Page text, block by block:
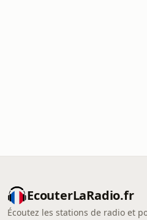
EcouterLaRadio.fr
Écoutez les stations de radio et